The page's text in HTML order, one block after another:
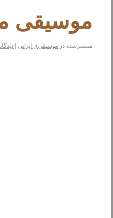
موسیقی
منتشرشده در موسیقی‌ی ایرانی